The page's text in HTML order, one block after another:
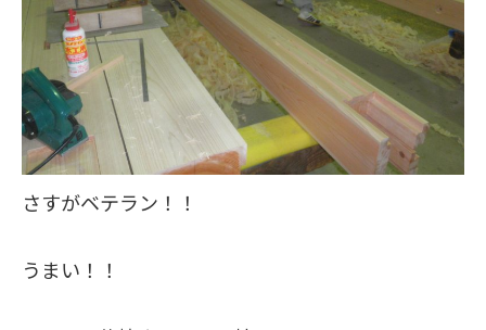
さすがベテラン！！
うまい！！